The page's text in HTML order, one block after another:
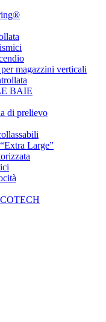
magazzini verticali
BAIE
di prelievo
Large”